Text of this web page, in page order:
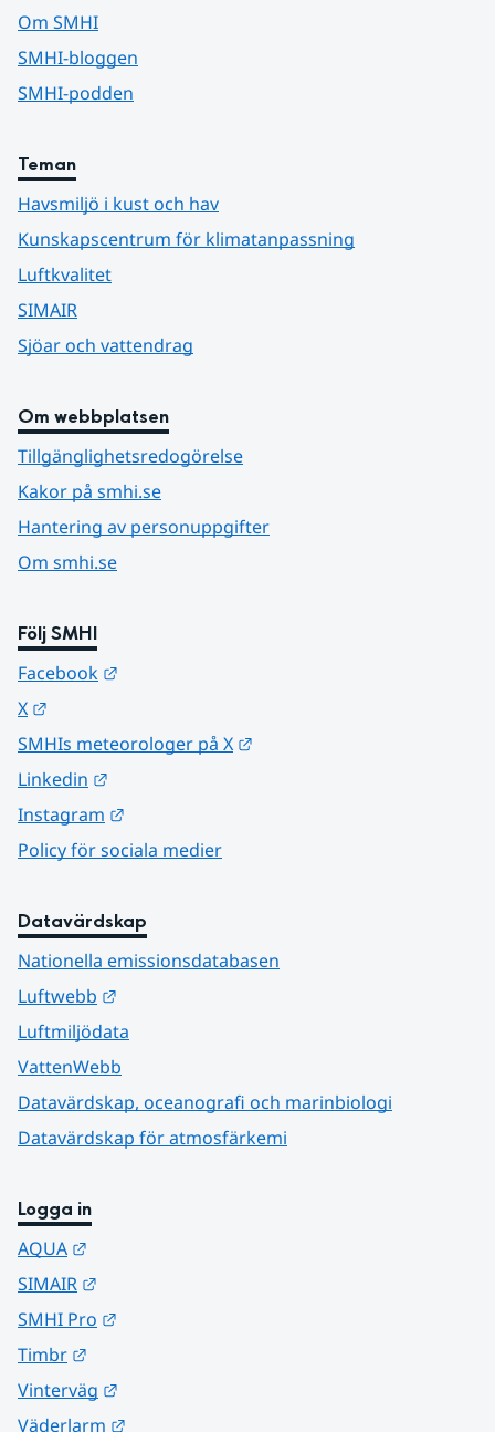
Om SMHI
SMHI-bloggen
SMHI-podden
Teman
Havsmiljö i kust och hav
Kunskapscentrum för klimatanpassning
Luftkvalitet
SIMAIR
Sjöar och vattendrag
Om webbplatsen
Tillgänglighetsredogörelse
Kakor på smhi.se
Hantering av personuppgifter
Om smhi.se
Följ SMHI
Facebook
X
SMHIs meteorologer på X
Linkedin
Instagram
Policy för sociala medier
Datavärdskap
Nationella emissionsdatabasen
Luftwebb
Luftmiljödata
VattenWebb
Datavärdskap, oceanografi och marinbiologi
Datavärdskap för atmosfärkemi
Logga in
AQUA
SIMAIR
SMHI Pro
Timbr
Vinterväg
Väderlarm